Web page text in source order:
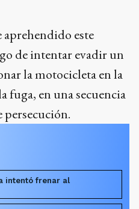
aprehendido este
de intentar evadir un
la motocicleta en la
fuga, en una secuencia
persecución.
intentó frenar al